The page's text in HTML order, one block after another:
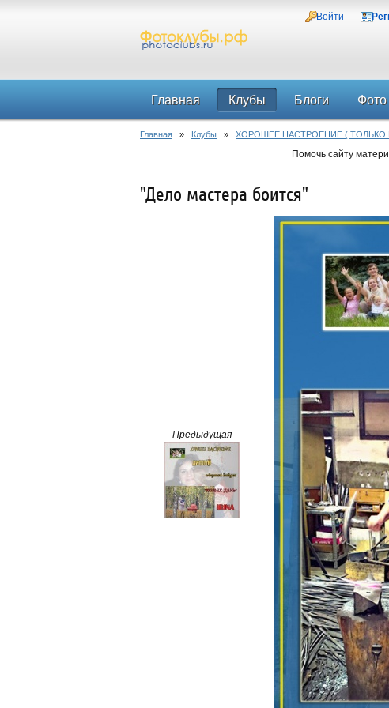
Войти
Главная Клубы Блоги Фото
Главная » Клубы » ХОРОШЕЕ НАСТРОЕНИЕ ( ТОЛЬКО
Помочь сайту
"Дело мастера боится"
Предыдущая